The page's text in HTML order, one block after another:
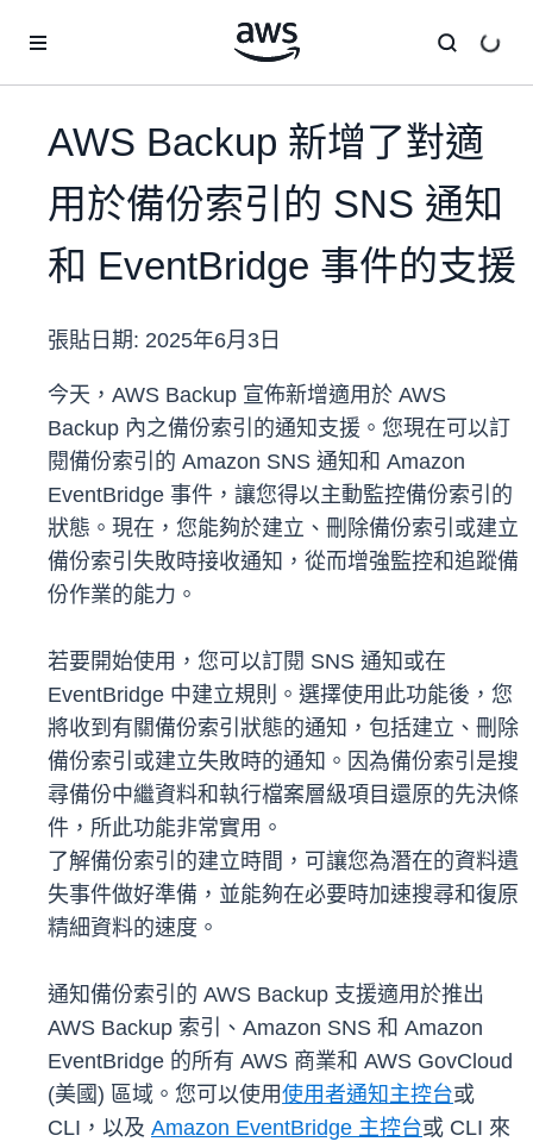
AWS Backup 新增了對適
用於備份索引的 SNS 通知
和 EventBridge 事件的支援
張貼日期: 2025年6月3日
今天，AWS Backup 宣佈新增適用於 AWS
Backup 內之備份索引的通知支援。您現在可以訂
閱備份索引的 Amazon SNS 通知和 Amazon
EventBridge 事件，讓您得以主動監控備份索引的
狀態。現在，您能夠於建立、刪除備份索引或建立
備份索引失敗時接收通知，從而增強監控和追蹤備
份作業的能力。
若要開始使用，您可以訂閱 SNS 通知或在
EventBridge 中建立規則。選擇使用此功能後，您
將收到有關備份索引狀態的通知，包括建立、刪除
備份索引或建立失敗時的通知。因為備份索引是搜
尋備份中繼資料和執行檔案層級項目還原的先決條
件，所此功能非常實用。
了解備份索引的建立時間，可讓您為潛在的資料遺
失事件做好準備，並能夠在必要時加速搜尋和復原
精細資料的速度。
通知備份索引的 AWS Backup 支援適用於推出
AWS Backup 索引、Amazon SNS 和 Amazon
EventBridge 的所有 AWS 商業和 AWS GovCloud
(美國) 區域。您可以使用使用者通知主控台或
CLI，以及 Amazon EventBridge 主控台或 CLI 來